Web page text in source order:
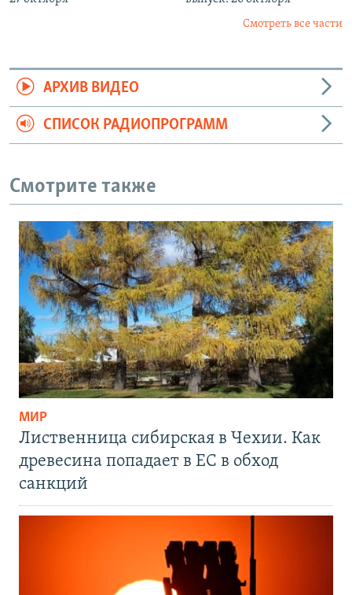
Смотреть все части
АРХИВ ВИДЕО
СПИСОК РАДИОПРОГРАММ
Смотрите также
МИР
Лиственница сибирская в Чехии. Как
древесина попадает в ЕС в обход
санкций